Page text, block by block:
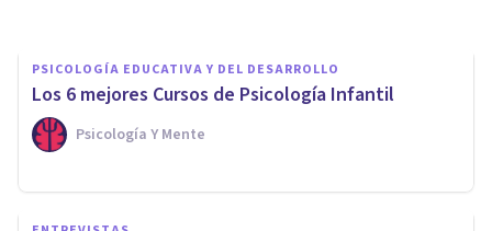
PSICOLOGÍA EDUCATIVA Y DEL DESARROLLO
Los 6 mejores Cursos de Psicología Infantil
Psicología Y Mente